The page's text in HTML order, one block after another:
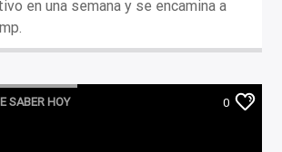
en una semana y se encamina a
SABER HOY 0